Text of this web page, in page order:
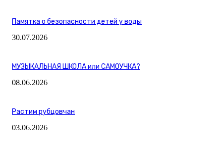
Памятка о безопасности детей у воды
30.07.2026
МУЗЫКАЛЬНАЯ ШКОЛА или САМОУЧКА?
08.06.2026
Растим рубцовчан
03.06.2026